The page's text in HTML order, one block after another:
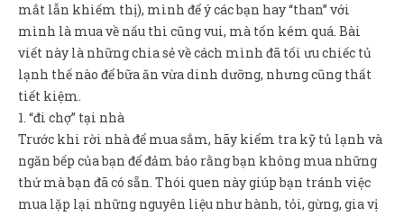
mắt lẫn khiếm thị), mình để ý các bạn hay “than” với
mình là mua về nấu thì cũng vui, mà tốn kém quá. Bài
viết này là những chia sẻ về cách mình đã tối ưu chiếc tủ
lạnh thế nào để bữa ăn vừa dinh dưỡng, nhưng cũng thất
tiết kiệm.
1. “đi chợ” tại nhà
Trước khi rời nhà để mua sắm, hãy kiểm tra kỹ tủ lạnh và
ngăn bếp của bạn để đảm bảo rằng bạn không mua những
thứ mà bạn đã có sẵn. Thói quen này giúp bạn tránh việc
mua lặp lại những nguyên liệu như hành, tỏi, gừng, gia vị